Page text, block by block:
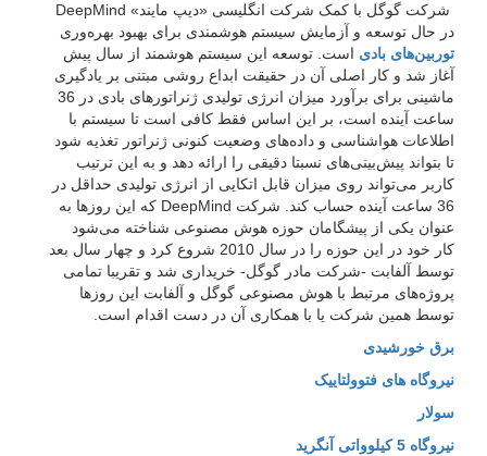
شرکت گوگل با کمک شرکت انگلیسی «دیپ مایند» DeepMind
در حال توسعه و آزمایش سیستم هوشمندی برای بهبود بهره‌وری
توربین‌های بادی است. توسعه این سیستم هوشمند از سال پیش
آغاز شد و کار اصلی آن در حقیقت ابداع روشی مبتنی بر یادگیری
ماشینی برای برآورد میزان انرژی تولیدی ژنراتورهای بادی در 36
ساعت آینده است، بر این اساس فقط کافی است تا سیستم با
اطلاعات هواشناسی و داده‌های وضعیت کنونی ژنراتور تغذیه شود
تا بتواند پیش‌بینی‌های نسبتا دقیقی را ارائه دهد و به این ترتیب
کاربر می‌تواند روی میزان قابل اتکایی از انرژی تولیدی حداقل در
36 ساعت آینده حساب کند. شرکت DeepMind که این روزها به
عنوان یکی از پیشگامان حوزه هوش مصنوعی شناخته می‌شود
کار خود در این حوزه را در سال 2010 شروع کرد و چهار سال بعد
توسط آلفابت -شرکت مادر گوگل- خریداری شد و تقریبا تمامی
پروژه‌های مرتبط با هوش مصنوعی گوگل و آلفابت این روزها
توسط همین شرکت یا با همکاری آن در دست اقدام است.
برق خورشیدی
نیروگاه های فتوولتاییک
سولار
نیروگاه 5 کیلوواتی آنگرید